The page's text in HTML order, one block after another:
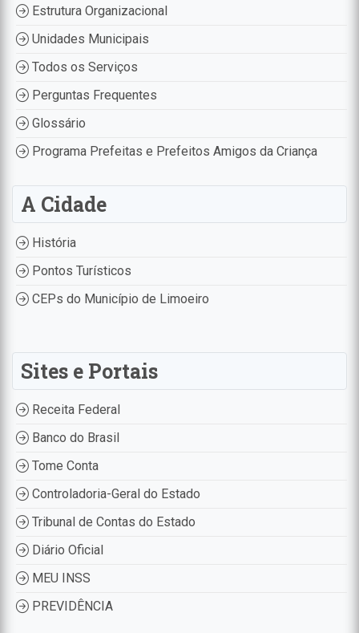
Estrutura Organizacional
Unidades Municipais
Todos os Serviços
Perguntas Frequentes
Glossário
Programa Prefeitas e Prefeitos Amigos da Criança
A Cidade
História
Pontos Turísticos
CEPs do Município de Limoeiro
Sites e Portais
Receita Federal
Banco do Brasil
Tome Conta
Controladoria-Geral do Estado
Tribunal de Contas do Estado
Diário Oficial
MEU INSS
PREVIDÊNCIA